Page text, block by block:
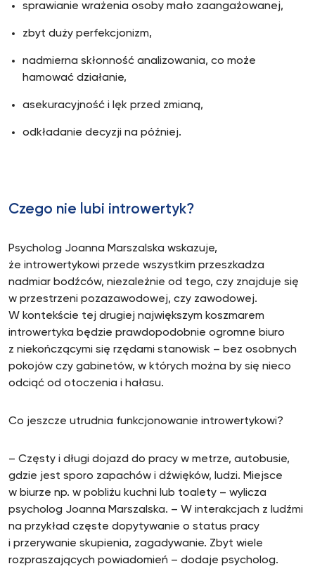
sprawianie wrażenia osoby mało zaangażowanej,
zbyt duży perfekcjonizm,
nadmierna skłonność analizowania, co może
hamować działanie,
asekuracyjność i lęk przed zmianą,
odkładanie decyzji na później.
Czego nie lubi introwertyk?
Psycholog Joanna Marszalska wskazuje,
że introwertykowi przede wszystkim przeszkadza
nadmiar bodźców, niezależnie od tego, czy znajduje się
w przestrzeni pozazawodowej, czy zawodowej.
W kontekście tej drugiej największym koszmarem
introwertyka będzie prawdopodobnie ogromne biuro
z niekończącymi się rzędami stanowisk – bez osobnych
pokojów czy gabinetów, w których można by się nieco
odciąć od otoczenia i hałasu.
Co jeszcze utrudnia funkcjonowanie introwertykowi?
– Częsty i długi dojazd do pracy w metrze, autobusie,
gdzie jest sporo zapachów i dźwięków, ludzi. Miejsce
w biurze np. w pobliżu kuchni lub toalety – wylicza
psycholog Joanna Marszalska. – W interakcjach z ludźmi
na przykład częste dopytywanie o status pracy
i przerywanie skupienia, zagadywanie. Zbyt wiele
rozpraszających powiadomień – dodaje psycholog.